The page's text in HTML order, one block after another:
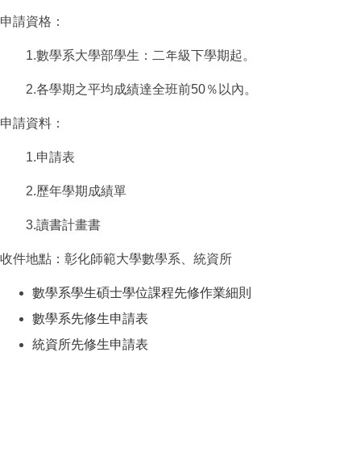
申請資格：
1.數學系大學部學生：二年級下學期起。
2.各學期之平均成績達全班前50％以內。
申請資料：
1.申請表
2.歷年學期成績單
3.讀書計畫書
收件地點：彰化師範大學數學系、統資所
數學系學生碩士學位課程先修作業細則
數學系先修生申請表
統資所先修生申請表